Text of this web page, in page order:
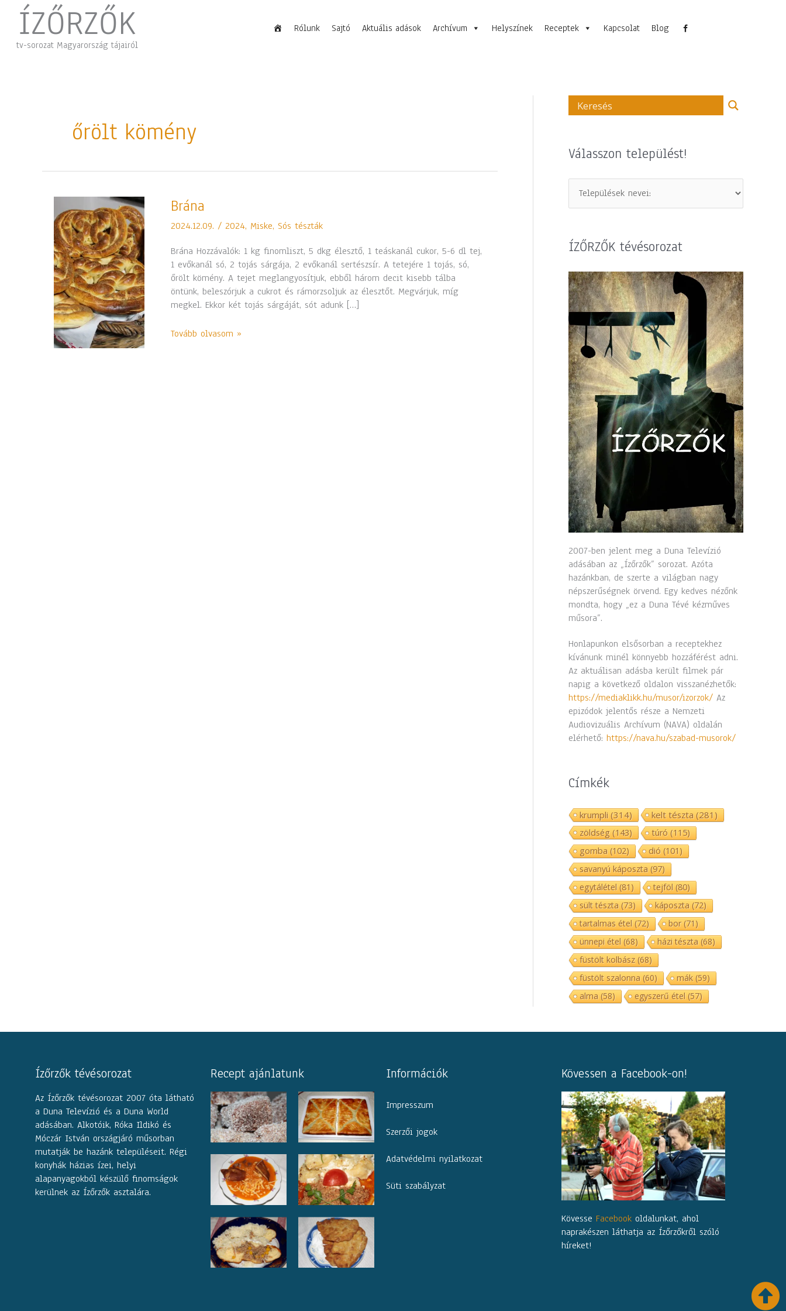
contentÍZŐRZŐK
tv-sorozat Magyarország tájairól
Rólunk Sajtó Aktuális adások Archívum Helyszínek Receptek Kapcsolat Blog
őrölt kömény
Brána
2024.12.09. / 2024, Miske, Sós tészták
Brána Hozzávalók: 1 kg finomliszt, 5 dkg élesztő, 1 teáskanál cukor, 5-6 dl tej,
1 evőkanál só, 2 tojás sárgája, 2 evőkanál sertészsír. A tetejére 1 tojás, só,
őrölt kömény. A tejet meglangyosítjuk, ebből három decit kisebb tálba
öntünk, beleszórjuk a cukrot és rámorzsoljuk az élesztőt. Megvárjuk, míg
megkel. Ekkor két tojás sárgáját, sót adunk […]
Brána
Tovább olvasom »
Válasszon települést!
ÍZŐRZŐK tévésorozat
2007-ben jelent meg a Duna Televízió
adásában az „Ízőrzők” sorozat. Azóta
hazánkban, de szerte a világban nagy
népszerűségnek örvend. Egy kedves nézőnk
mondta, hogy „ez a Duna Tévé kézműves
műsora”.
Honlapunkon elsősorban a receptekhez
kívánunk minél könnyebb hozzáférést adni.
Az aktuálisan adásba került filmek pár
napig a következő oldalon visszanézhetők:
https://mediaklikk.hu/musor/izorzok/ Az
epizódok jelentős része a Nemzeti
Audiovizuális Archívum (NAVA) oldalán
elérhető: https://nava.hu/szabad-musorok/
Címkék
krumpli(314) kelt tészta(281)
zöldség(143) túró (115)
gomba (102) dió (101)
savanyú káposzta (97)
egytálétel (81) tejföl (80)
sült tészta (73) káposzta (72)
tartalmas étel (72) bor(71)
ünnepi étel (68) házi tészta (68)
füstölt kolbász(68)
füstölt szalonna (60) mák(59)
alma (58) egyszerű étel (57)
Ízőrzők tévésorozat
Az Ízőrzők tévésorozat 2007 óta látható
a Duna Televízió és a Duna World
adásában. Alkotóik, Róka Ildikó és
Móczár István országjáró műsorban
mutatják be hazánk településeit. Régi
konyhák házias ízei, helyi
alapanyagokból készülő finomságok
kerülnek az Ízőrzők asztalára.
Recept ajánlatunk Információk
Impresszum
Szerzői jogok
Adatvédelmi nyilatkozat
Süti szabályzat
Kövessen a Facebook-on!
Kövesse Facebook oldalunkat, ahol
naprakészen láthatja az Ízőrzőkről szóló
híreket!